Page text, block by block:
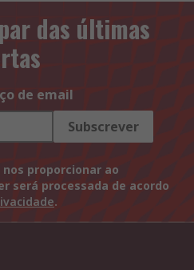
das últimas
de email
Subscrever
proporcionar ao
será processada de acordo
.